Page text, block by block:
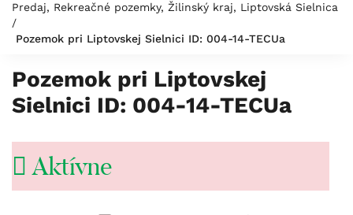
Predaj, Rekreačné pozemky, Žilinský kraj, Liptovská Sielnica
/
Pozemok pri Liptovskej Sielnici ID: 004-14-TECUa
Pozemok pri Liptovskej
Sielnici ID: 004-14-TECUa
Aktívne